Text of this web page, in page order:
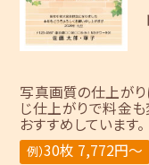
写真画質の仕上がり
じ仕上がりで料金
おすすめしています。
例）30枚 7,772円～